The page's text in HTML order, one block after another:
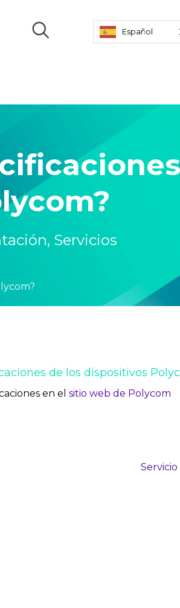
Español
, Servicios
de los dispositivos
en el sitio web de Polycom